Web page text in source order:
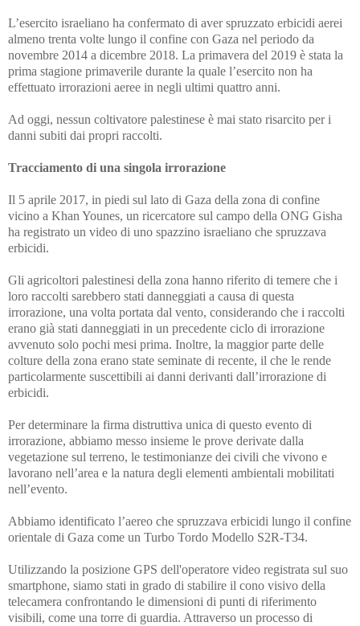
L’esercito israeliano ha confermato di aver spruzzato erbicidi aerei
almeno trenta volte lungo il confine con Gaza nel periodo da
novembre 2014 a dicembre 2018. La primavera del 2019 è stata la
prima stagione primaverile durante la quale l’esercito non ha
effettuato irrorazioni aeree in negli ultimi quattro anni.
Ad oggi, nessun coltivatore palestinese è mai stato risarcito per i
danni subiti dai propri raccolti.
Tracciamento di una singola irrorazione
Il 5 aprile 2017, in piedi sul lato di Gaza della zona di confine
vicino a Khan Younes, un ricercatore sul campo della ONG Gisha
ha registrato un video di uno spazzino israeliano che spruzzava
erbicidi.
Gli agricoltori palestinesi della zona hanno riferito di temere che i
loro raccolti sarebbero stati danneggiati a causa di questa
irrorazione, una volta portata dal vento, considerando che i raccolti
erano già stati danneggiati in un precedente ciclo di irrorazione
avvenuto solo pochi mesi prima. Inoltre, la maggior parte delle
colture della zona erano state seminate di recente, il che le rende
particolarmente suscettibili ai danni derivanti dall’irrorazione di
erbicidi.
Per determinare la firma distruttiva unica di questo evento di
irrorazione, abbiamo messo insieme le prove derivate dalla
vegetazione sul terreno, le testimonianze dei civili che vivono e
lavorano nell’area e la natura degli elementi ambientali mobilitati
nell’evento.
Abbiamo identificato l’aereo che spruzzava erbicidi lungo il confine
orientale di Gaza come un Turbo Tordo Modello S2R-T34.
Utilizzando la posizione GPS dell'operatore video registrata sul suo
smartphone, siamo stati in grado di stabilire il cono visivo della
telecamera confrontando le dimensioni di punti di riferimento
visibili, come una torre di guardia. Attraverso un processo di